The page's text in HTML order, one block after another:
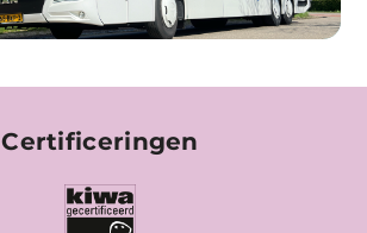
Certificeringen